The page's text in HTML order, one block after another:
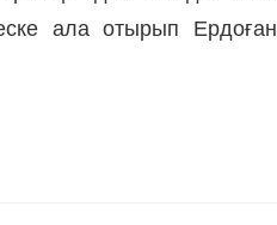
ала отырып Ердоған